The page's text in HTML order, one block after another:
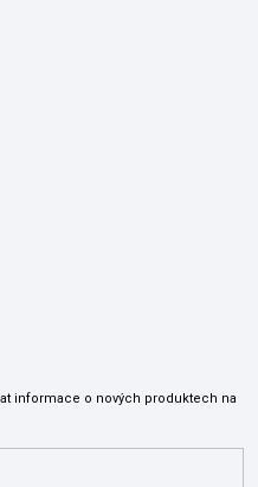
informace o nových produktech na